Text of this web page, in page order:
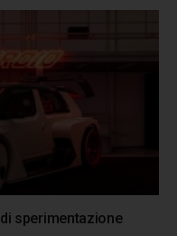
sperimentazione